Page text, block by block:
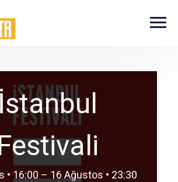
İstanbul
• 16:00 – 16 Ağustos • 23:30